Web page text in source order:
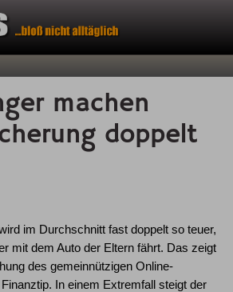
machen
doppelt
im Durchschnitt fast doppelt so teuer,
mit dem Auto der Eltern fährt. Das zeigt
des gemeinnützigen Online-
In einem Extremfall steigt der